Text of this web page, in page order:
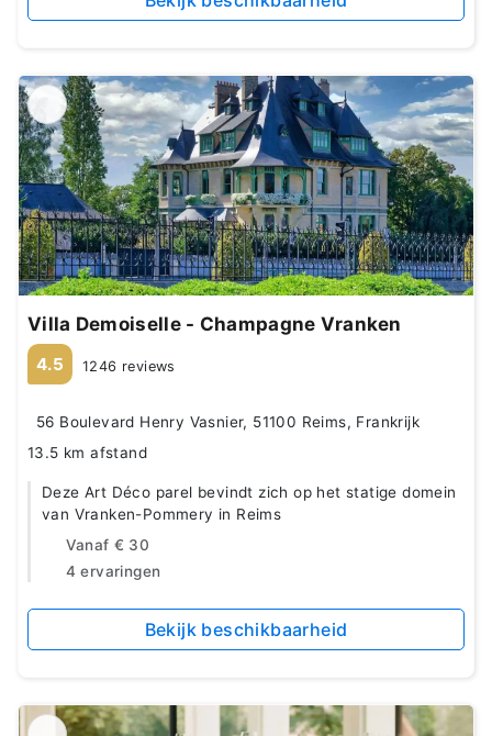
Villa Demoiselle - Champagne Vranken
4.5 1246 reviews
56 Boulevard Henry Vasnier, 51100 Reims, Frankrijk
13.5 km afstand
Deze Art Déco parel bevindt zich op het statige domein
van Vranken-Pommery in Reims
Vanaf € 30
4 ervaringen
Bekijk beschikbaarheid